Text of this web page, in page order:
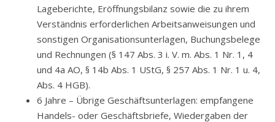
Lageberichte, Eröffnungsbilanz sowie die zu ihrem
Verständnis erforderlichen Arbeitsanweisungen und
sonstigen Organisationsunterlagen, Buchungsbelege
und Rechnungen (§ 147 Abs. 3 i. V. m. Abs. 1 Nr. 1, 4
und 4a AO, § 14b Abs. 1 UStG, § 257 Abs. 1 Nr. 1 u. 4,
Abs. 4 HGB).
6 Jahre – Übrige Geschäftsunterlagen: empfangene
Handels- oder Geschäftsbriefe, Wiedergaben der